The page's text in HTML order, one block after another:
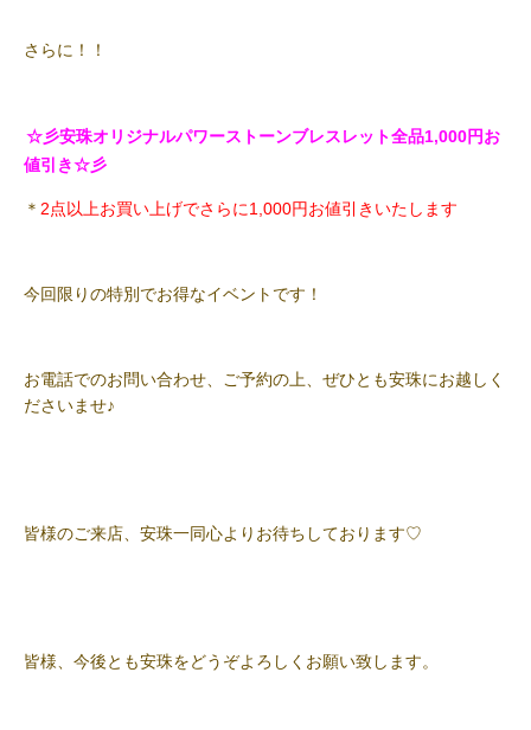
さらに！！
☆彡安珠オリジナルパワーストーンブレスレット全品1,000円お
値引き☆彡
＊ 2点以上お買い上げでさらに1,000円お値引きいたします
今回限りの特別でお得なイベントです！
お電話でのお問い合わせ、ご予約の上、ぜひとも安珠にお越しく
ださいませ♪
皆様のご来店、安珠一同心よりお待ちしております♡
皆様、今後とも安珠をどうぞよろしくお願い致します。